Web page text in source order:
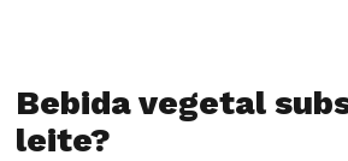
Bebida vegetal
leite?